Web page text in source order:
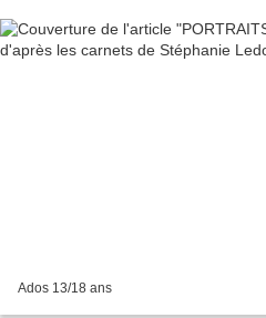
Ados 13/18 ans